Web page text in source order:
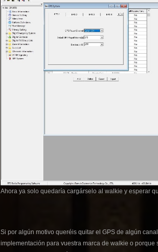
Ahora ya solo quedaría cargárselo al walkie y esperar
Si por algún motivo queréis quitar el GPS de algún
implementación para vuestra marca de walkie o